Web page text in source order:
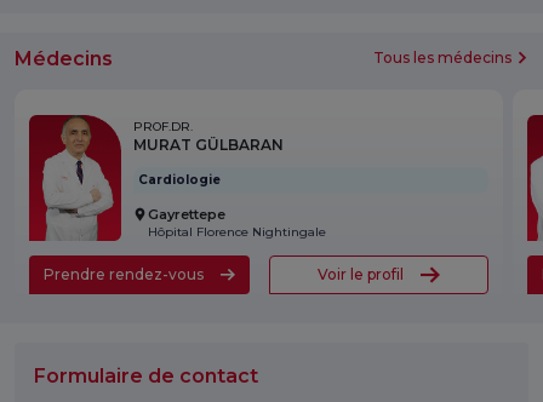
Médecins Tous les médecins
PROF.DR.
MURAT GÜLBARAN
Cardiologie
Gayrettepe
Hôpital Florence Nightingale
Prendre rendez-vous Voir le profil
Formulaire de contact